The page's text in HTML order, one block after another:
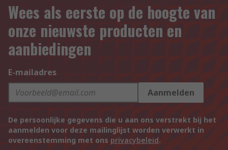
Wees als eerste op de hoogte van
onze nieuwste producten en
aanbiedingen
E-mailadres
Aanmelden
De persoonlijke gegevens die u aan ons verstrekt bij het
aanmelden voor deze mailinglijst worden verwerkt in
overeenstemming met ons privacybeleid.